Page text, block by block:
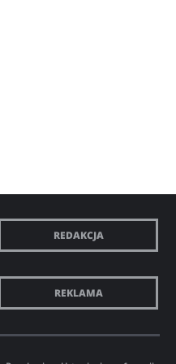
REDAKCJA
REKLAMA